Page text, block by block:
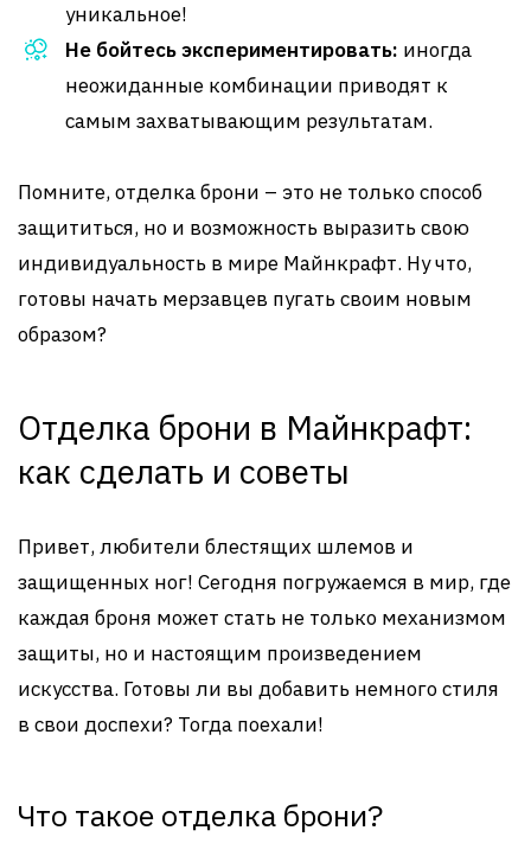
уникальное!
Не бойтесь экспериментировать: иногда
неожиданные комбинации приводят к
самым захватывающим результатам.
Помните, отделка брони – это не только способ
защититься, но и возможность выразить свою
индивидуальность в мире Майнкрафт. Ну что,
готовы начать мерзавцев пугать своим новым
образом?
Отделка брони в Майнкрафт:
как сделать и советы
Привет, любители блестящих шлемов и
защищенных ног! Сегодня погружаемся в мир, где
каждая броня может стать не только механизмом
защиты, но и настоящим произведением
искусства. Готовы ли вы добавить немного стиля
в свои доспехи? Тогда поехали!
Что такое отделка брони?